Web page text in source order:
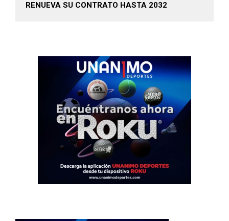
RENUEVA SU CONTRATO HASTA 2032